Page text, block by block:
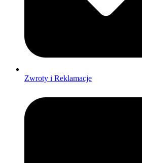
Zwroty i Reklamacje